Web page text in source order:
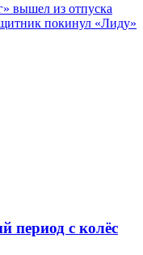
вышел из отпуска
покинул «Лиду»
период с колёс